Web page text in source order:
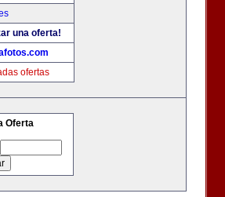
una oferta!
ofertas
Oferta